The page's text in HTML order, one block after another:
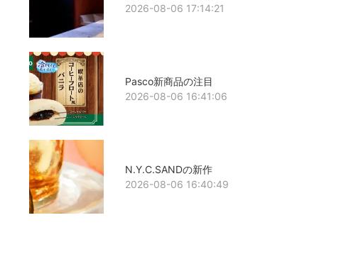
2026-08-06 17:14:21
Pasco新商品の注目
2026-08-06 16:41:06
N.Y.C.SANDの新作
2026-08-06 16:40:49